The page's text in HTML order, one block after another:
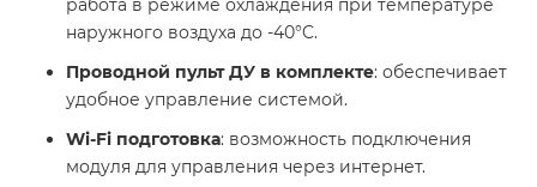
работа в режиме охлаждения при температуре
наружного воздуха до -40°C.
Проводной пульт ДУ в комплекте: обеспечивает
удобное управление системой.
Wi-Fi подготовка: возможность подключения
модуля для управления через интернет.